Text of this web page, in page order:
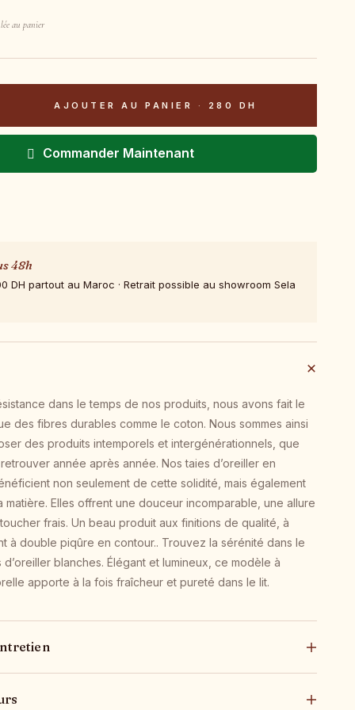
au panier
AJOUTER AU PANIER · 280 DH
Commander Maintenant
48h
DH partout au Maroc · Retrait possible au showroom Sela
dans le temps de nos produits, nous avons fait le
des fibres durables comme le coton. Nous sommes ainsi
des produits intemporels et intergénérationnels, que
année après année. Nos taies d’oreiller en
non seulement de cette solidité, mais également
matière. Elles offrent une douceur incomparable, une allure
frais. Un beau produit aux finitions de qualité, à
à double piqûre en contour.. Trouvez la sérénité dans le
blanches. Élégant et lumineux, ce modèle à
apporte à la fois fraîcheur et pureté dans le lit.